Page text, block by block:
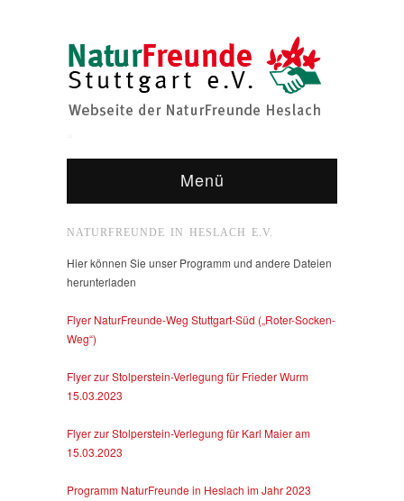
Menü
NATURFREUNDE IN HESLACH E.V.
Hier können Sie unser Programm und andere Dateien
herunterladen
Flyer NaturFreunde-Weg Stuttgart-Süd („Roter-Socken-
Weg“)
Flyer zur Stolperstein-Verlegung für Frieder Wurm
15.03.2023
Flyer zur Stolperstein-Verlegung für Karl Maier am
15.03.2023
Programm NaturFreunde in Heslach im Jahr 2023